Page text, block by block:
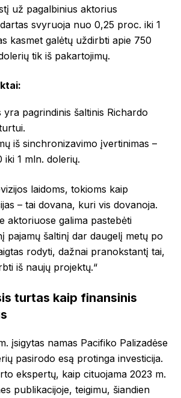
už pagalbinius aktorius
svyruoja nuo 0,25 proc. iki 1
kasmet galėtų uždirbti apie 750
tik iš pakartojimų.
yra pagrindinis šaltinis Richardo
iš sinchronizavimo įvertinimas –
1 mln. dolerių.
laidoms, tokioms kaip
– tai dovana, kuri vis dovanoja.
aktoriuose galima pastebėti
pajamų šaltinį dar daugelį metų po
rodyti, dažnai pranokstantį tai,
iš naujų projektų.“
turtas kaip finansinis
įsigytas namas Pacifiko Palizadėse
pasirodo esą protinga investicija.
ekspertų, kaip cituojama 2023 m.
publikacijoje, teigimu, šiandien